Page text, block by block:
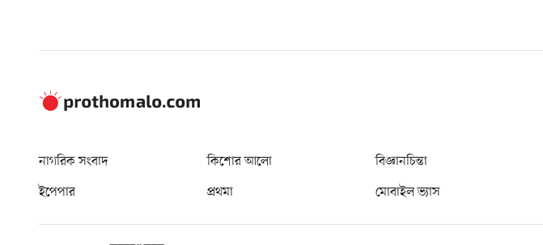
নাগরিক সংবাদ কিশোর আলো বিজ্ঞানচিন্তা
ইপেপার
প্রথমা মোবাইল ভ্যাস